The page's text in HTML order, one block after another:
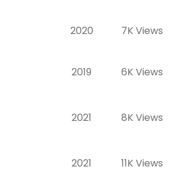
2020 7K Views
2019 6K Views
2021 8K Views
2021 11K Views